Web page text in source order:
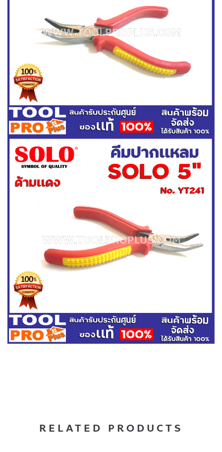
RELATED PRODUCTS